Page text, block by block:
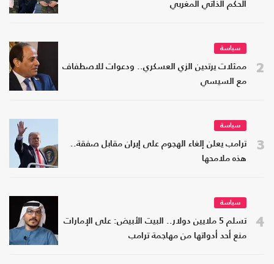
الحكم الذاتي المغربي
2
سياسة
ممثلات يرتدين الزي العسكري.. ودعوات للاصطفاف
مع السيسي
3
سياسة
ترامب يعلن إلغاء الهجوم على إيران مقابل صفقة..
هذه ملامحها
4
سياسة
تسلم 5 ملايين دولار.. البيت الأبيض: على الإمارات
منع أحد أدواتها من مهاجمة ترامب